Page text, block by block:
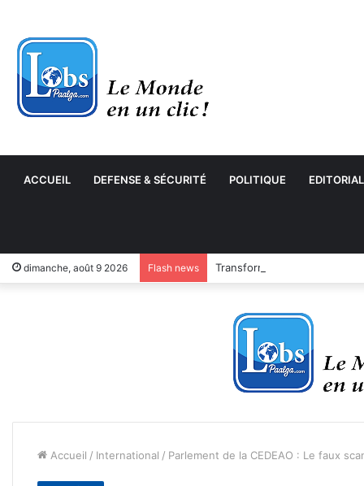
ACCUEIL DEFENSE & SÉCURITÉ POLITIQUE EDITORIAL
dimanche, août 9 2026 Flash news Transformation numérique :
Accueil / International / Parlement de la CEDEAO : Le faux